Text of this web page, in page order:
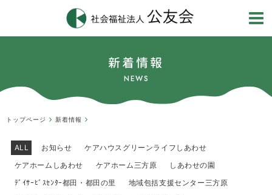
新着情報
NEWS
トップページ 新着情報
ALL お知らせ
ケアハウスグリーンライフしあわせ
ケアホームしあわせ
ケアホーム三方原
しあわせの園
ﾃﾞｲｻｰﾋﾞｽｾﾝﾀｰ都田・都田の里
地域包括支援センター三方原